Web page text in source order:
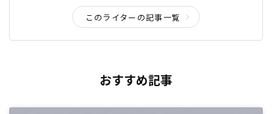
このライターの記事一覧
おすすめ記事